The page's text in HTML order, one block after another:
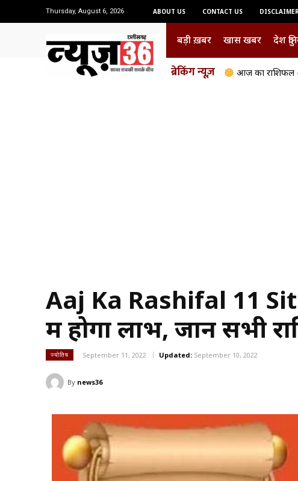
Thursday, August 6, 2026 ABOUT US CONTACT US
बड़ी ख़बर खास खबर देश
ब्रेकिंग न्यूज़ आज का राशिफल —
दुर्ग में 16 बच्चों का
Aaj Ka Rashifal 11
में होगा लाभ, जानें सभी
ज्योतिष September 11, 2022 Updated: September 10, 2022
By news36